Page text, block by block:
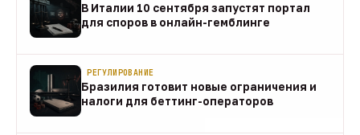
В Италии 10 сентября запустят портал
для споров в онлайн-гемблинге
РЕГУЛИРОВАНИЕ
Бразилия готовит новые ограничения и
налоги для беттинг-операторов